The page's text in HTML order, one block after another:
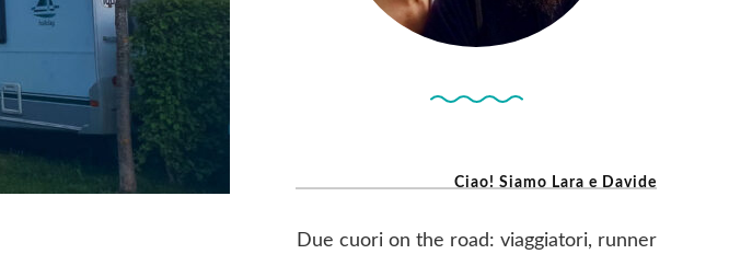
Ciao! Siamo Lara e Davide
Due cuori on the road: viaggiatori, runner